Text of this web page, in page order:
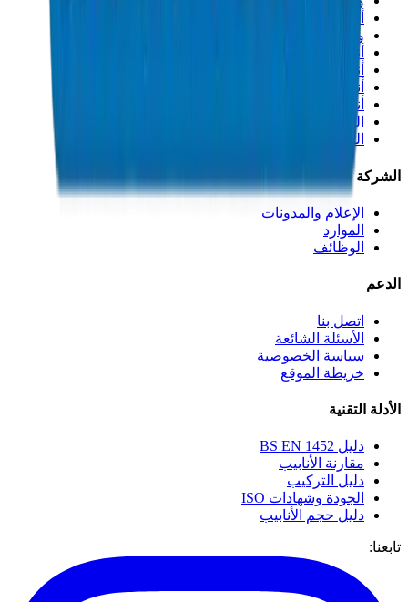
أنابيب مجاري PVC
وصلات مجاري PVC
أنابيب القنوات PVC
أنابيب PP-R
أنابيب HDPE
أنابيب PEX
التصنيعات والإكسسوارات
المذيبات
الشركة
الإعلام والمدونات
الموارد
الوظائف
الدعم
اتصل بنا
الأسئلة الشائعة
سياسة الخصوصية
خريطة الموقع
الأدلة التقنية
دليل BS EN 1452
مقارنة الأنابيب
دليل التركيب
الجودة وشهادات ISO
دليل حجم الأنابيب
تابعنا: